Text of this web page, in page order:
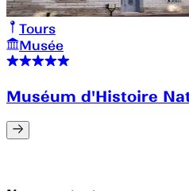
Tours
Musée
Muséum d'Histoire